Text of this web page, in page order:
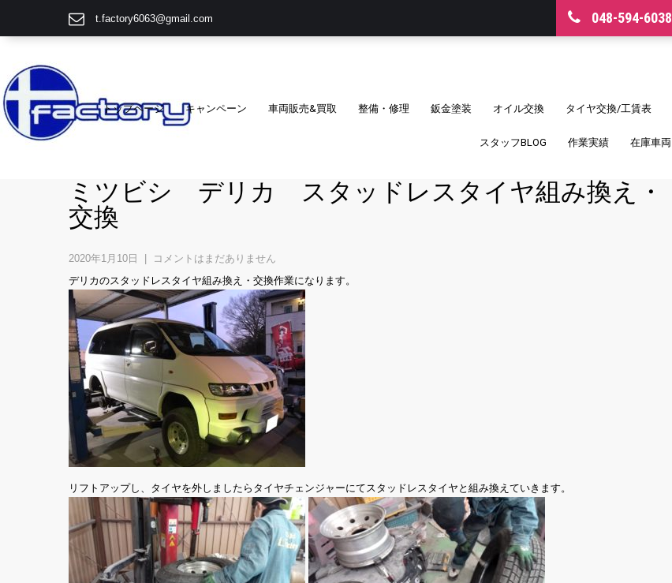
t.factory6063@gmail.com 048-594-6038
トップページ キャンペーン 車両販売&買取 整備・修理 鈑金塗装 オイル交換 タイヤ交換/工賃表
スタッフBLOG 作業実績 在庫車両
ミツビシ デリカ スタッドレスタイヤ組み換え・
交換
2020年1月10日
コメントはまだありません
デリカのスタッドレスタイヤ組み換え・交換作業になります。
リフトアップし、タイヤを外しましたらタイヤチェンジャーにてスタッドレスタイヤと組み換えていきます。